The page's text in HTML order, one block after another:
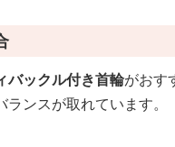
バックル付き首輪がおす
ンスが取れています。